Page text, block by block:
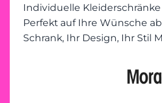
Individuelle
Perfekt auf Ihre Wünsche
Schrank, Ihr Design, Ihr Stil
ermöglicht individuelle
Kleiderschranklösungen,